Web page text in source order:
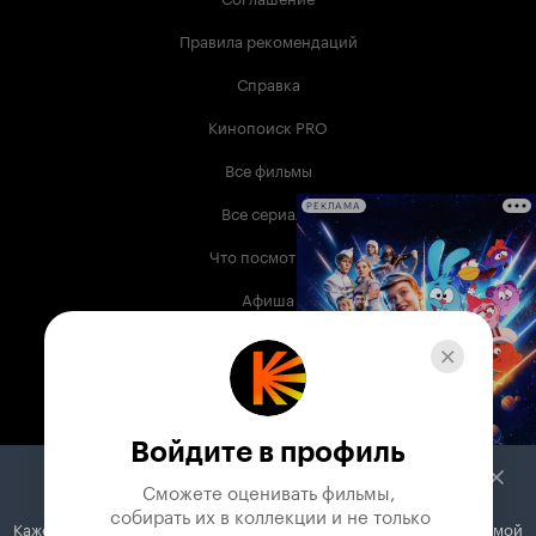
Правила рекомендаций
Справка
Кинопоиск PRO
Все фильмы
Все сериалы
Что посмотреть
Афиша
Музыка
Телепрограмма
Служба поддержки
РЕКЛАМА
Войдите в профиль
Сможете оценивать фильмы,
собирать их в коллекции и не только
Кажется, вы используете блокировщик рекламы. Вместе с рекламой